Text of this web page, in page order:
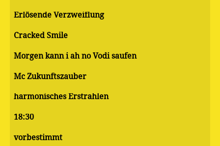
Erlösende Verzweiflung
Cracked Smile
Morgen kann i ah no Vodi saufen
Mc Zukunftszauber
harmonisches Erstrahlen
18:30
vorbestimmt